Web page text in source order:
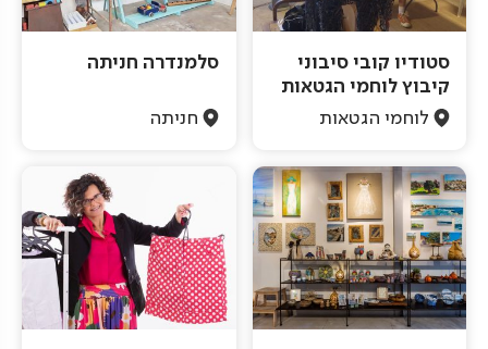
סטודיו קובי סיבוני
קיבוץ לוחמי הגטאות
לוחמי הגטאות
סלמנדרה חניתה
חניתה